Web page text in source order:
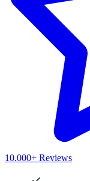
10.000+ Reviews